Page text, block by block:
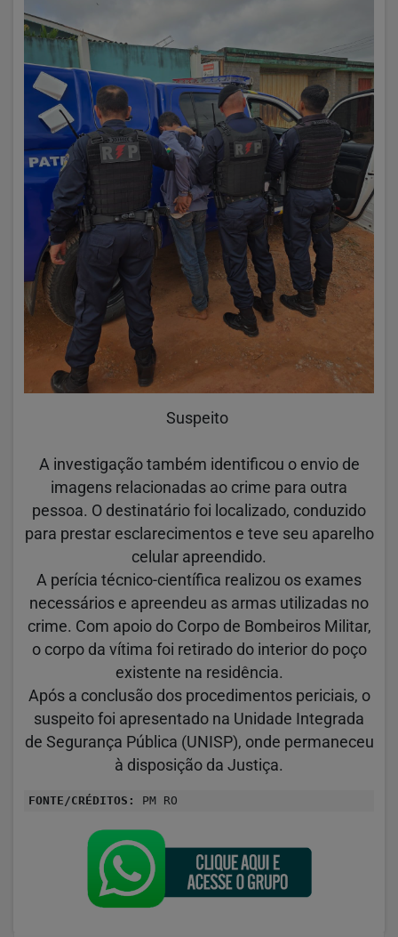
Suspeito
A investigação também identificou o envio de
imagens relacionadas ao crime para outra
pessoa. O destinatário foi localizado, conduzido
para prestar esclarecimentos e teve seu aparelho
celular apreendido.
A perícia técnico-científica realizou os exames
necessários e apreendeu as armas utilizadas no
crime. Com apoio do Corpo de Bombeiros Militar,
o corpo da vítima foi retirado do interior do poço
existente na residência.
Após a conclusão dos procedimentos periciais, o
suspeito foi apresentado na Unidade Integrada
de Segurança Pública (UNISP), onde permaneceu
à disposição da Justiça.
FONTE/CRÉDITOS: PM RO